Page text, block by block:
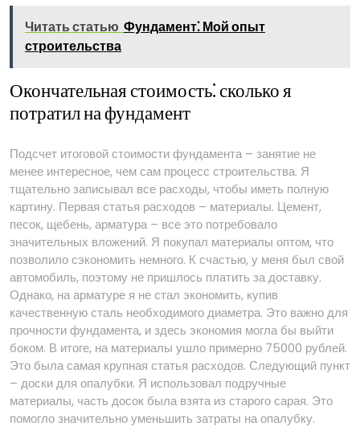
Читать статью Фундамент⁚ Мой опыт
строительства
Окончательная стоимость⁚ сколько я
потратил на фундамент
Подсчет итоговой стоимости фундамента – занятие не
менее интересное, чем сам процесс строительства. Я
тщательно записывал все расходы, чтобы иметь полную
картину. Первая статья расходов – материалы. Цемент,
песок, щебень, арматура – все это потребовало
значительных вложений. Я покупал материалы оптом, что
позволило сэкономить немного. К счастью, у меня был свой
автомобиль, поэтому не пришлось платить за доставку.
Однако, на арматуре я не стал экономить, купив
качественную сталь необходимого диаметра. Это важно для
прочности фундамента, и здесь экономия могла бы выйти
боком. В итоге, на материалы ушло примерно 75000 рублей.
Это была самая крупная статья расходов. Следующий пункт
– доски для опалубки. Я использовал подручные
материалы, часть досок была взята из старого сарая. Это
помогло значительно уменьшить затраты на опалубку.